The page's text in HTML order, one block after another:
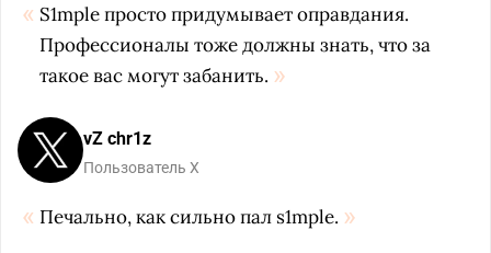
S1mple просто придумывает оправдания.
Профессионалы тоже должны знать, что за
такое вас могут забанить.
vZ chr1z
Пользователь X
Печально, как сильно пал s1mple.